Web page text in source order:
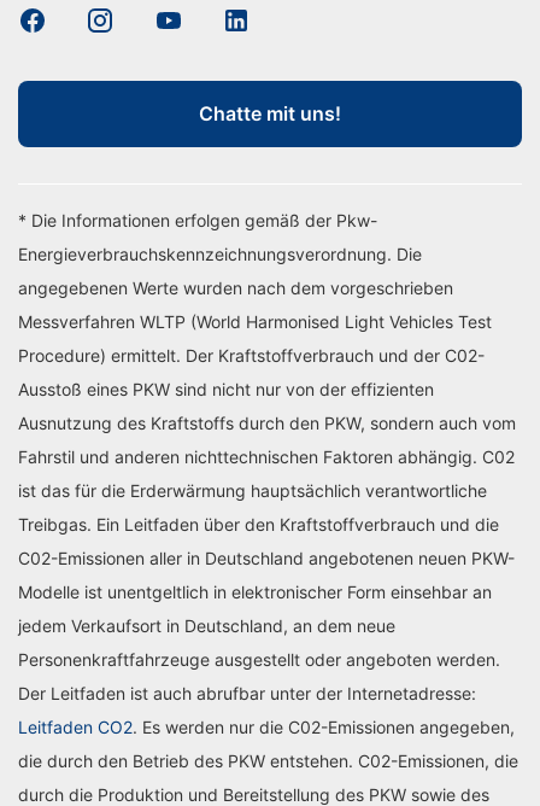
Chatte mit uns!
* Die Informationen erfolgen gemäß der Pkw-
Energieverbrauchskennzeichnungsverordnung. Die
angegebenen Werte wurden nach dem vorgeschrieben
Messverfahren WLTP (World Harmonised Light Vehicles Test
Procedure) ermittelt. Der Kraftstoffverbrauch und der C02-
Ausstoß eines PKW sind nicht nur von der effizienten
Ausnutzung des Kraftstoffs durch den PKW, sondern auch vom
Fahrstil und anderen nichttechnischen Faktoren abhängig. C02
ist das für die Erderwärmung hauptsächlich verantwortliche
Treibgas. Ein Leitfaden über den Kraftstoffverbrauch und die
C02-Emissionen aller in Deutschland angebotenen neuen PKW-
Modelle ist unentgeltlich in elektronischer Form einsehbar an
jedem Verkaufsort in Deutschland, an dem neue
Personenkraftfahrzeuge ausgestellt oder angeboten werden.
Der Leitfaden ist auch abrufbar unter der Internetadresse:
Leitfaden CO2. Es werden nur die C02-Emissionen angegeben,
die durch den Betrieb des PKW entstehen. C02-Emissionen, die
durch die Produktion und Bereitstellung des PKW sowie des